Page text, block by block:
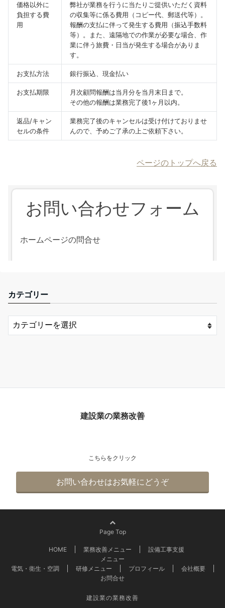
価格以外に
負担する費
用
弊社が業務を行うに当たりご提供いただく資料
の収集等に係る費用（コピー代、郵送代等）。
報酬の支払に伴って発生する費用（振込手数料
等）。また、遠隔地での作業が必要な場合、作
業に伴う旅費・日当が発生する場合がありま
す。
お支払方法 銀行振込、現金払い
お支払期限
月次顧問報酬は当月分を当月末日まで。
その他の報酬は業務完了後1ヶ月以内。
返品/キャン
セルの条件
業務完了後のキャンセルは受け付けておりませ
んので、予めご了承の上ご依頼下さい。
ページのトップへ戻る
カテゴリー
建設業の業務改善
こちらをクリック
お問い合わせはお気軽にどうぞ
Page Top
HOME 業務改善メニュー
設備工事支援
メニュー
電気・衛生・空調
研修メニュー プロフィール
会社概要
お問合せ
建設業の業務改善